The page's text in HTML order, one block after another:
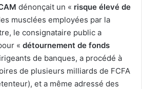
dénonçait un « risque élevé de
musclées employées par la
le consignataire public a
« détournement de fonds
de banques, a procédé à
de plusieurs milliards de FCFA
et a même adressé des